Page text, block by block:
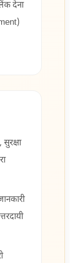
देना
सुरक्षा